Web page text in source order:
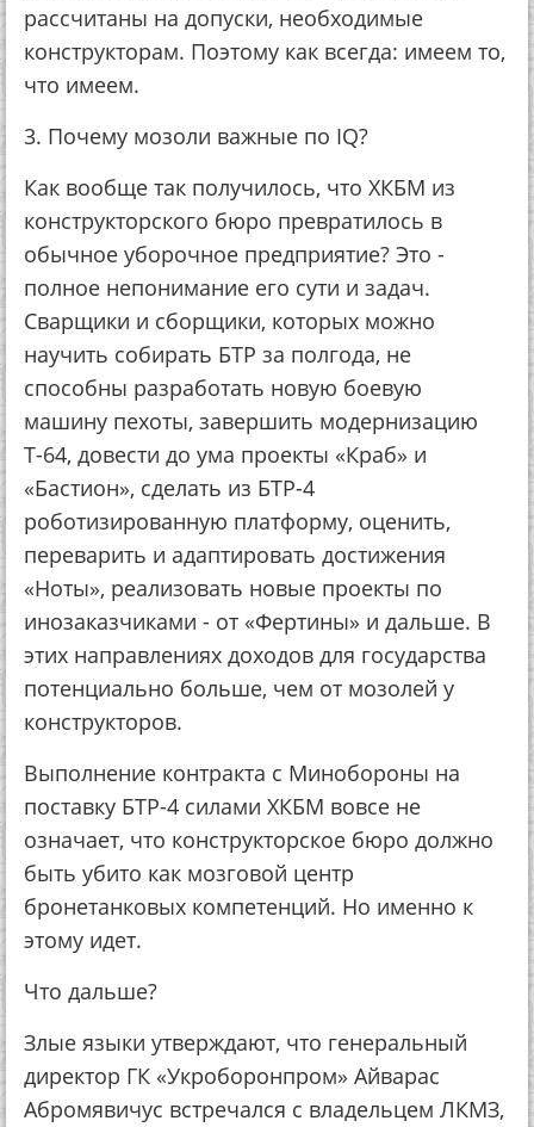
рассчитаны на допуски, необходимые
конструкторам. Поэтому как всегда: имеем то,
что имеем.
3. Почему мозоли важные по IQ?
Как вообще так получилось, что ХКБМ из
конструкторского бюро превратилось в
обычное уборочное предприятие? Это -
полное непонимание его сути и задач.
Сварщики и сборщики, которых можно
научить собирать БТР за полгода, не
способны разработать новую боевую
машину пехоты, завершить модернизацию
Т-64, довести до ума проекты «Краб» и
«Бастион», сделать из БТР-4
роботизированную платформу, оценить,
переварить и адаптировать достижения
«Ноты», реализовать новые проекты по
инозаказчиками - от «Фертины» и дальше. В
этих направлениях доходов для государства
потенциально больше, чем от мозолей у
конструкторов.
Выполнение контракта с Минобороны на
поставку БТР-4 силами ХКБМ вовсе не
означает, что конструкторское бюро должно
быть убито как мозговой центр
бронетанковых компетенций. Но именно к
этому идет.
Что дальше?
Злые языки утверждают, что генеральный
директор ГК «Укроборонпром» Айварас
Абромявичус встречался с владельцем ЛКМЗ,